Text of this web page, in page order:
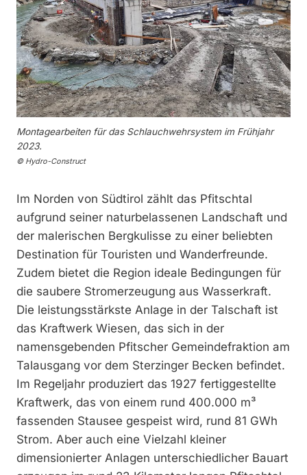
Montagearbeiten für das Schlauchwehrsystem im Frühjahr
2023.
© Hydro-Construct
Im Norden von Südtirol zählt das Pfitschtal
aufgrund seiner naturbelassenen Landschaft und
der malerischen Bergkulisse zu einer beliebten
Destination für Touristen und Wanderfreunde.
Zudem bietet die Region ideale Bedingungen für
die saubere Stromerzeugung aus Wasserkraft.
Die leistungsstärkste Anlage in der Talschaft ist
das Kraftwerk Wiesen, das sich in der
namensgebenden Pfitscher Gemeindefraktion am
Talausgang vor dem Sterzinger Becken befindet.
Im Regeljahr produziert das 1927 fertiggestellte
Kraftwerk, das von einem rund 400.000 m³
fassenden Stausee gespeist wird, rund 81 GWh
Strom. Aber auch eine Vielzahl kleiner
dimensionierter Anlagen unterschiedlicher Bauart